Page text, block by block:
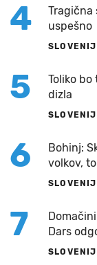
4
Tragična
uspešno
5
Toliko
dizla
6
Bohinj:
volkov,
7
Dars